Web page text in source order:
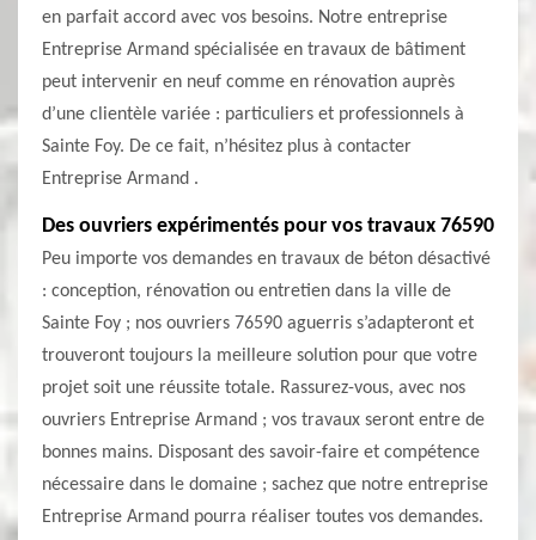
en parfait accord avec vos besoins. Notre entreprise
Entreprise Armand spécialisée en travaux de bâtiment
peut intervenir en neuf comme en rénovation auprès
d’une clientèle variée : particuliers et professionnels à
Sainte Foy. De ce fait, n’hésitez plus à contacter
Entreprise Armand .
Des ouvriers expérimentés pour vos travaux 76590
Peu importe vos demandes en travaux de béton désactivé
: conception, rénovation ou entretien dans la ville de
Sainte Foy ; nos ouvriers 76590 aguerris s’adapteront et
trouveront toujours la meilleure solution pour que votre
projet soit une réussite totale. Rassurez-vous, avec nos
ouvriers Entreprise Armand ; vos travaux seront entre de
bonnes mains. Disposant des savoir-faire et compétence
nécessaire dans le domaine ; sachez que notre entreprise
Entreprise Armand pourra réaliser toutes vos demandes.